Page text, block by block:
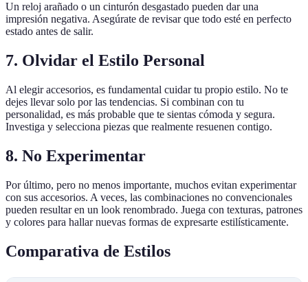
Un reloj arañado o un cinturón desgastado pueden dar una
impresión negativa. Asegúrate de revisar que todo esté en perfecto
estado antes de salir.
7. Olvidar el Estilo Personal
Al elegir accesorios, es fundamental cuidar tu propio estilo. No te
dejes llevar solo por las tendencias. Si combinan con tu
personalidad, es más probable que te sientas cómoda y segura.
Investiga y selecciona piezas que realmente resuenen contigo.
8. No Experimentar
Por último, pero no menos importante, muchos evitan experimentar
con sus accesorios. A veces, las combinaciones no convencionales
pueden resultar en un look renombrado. Juega con texturas, patrones
y colores para hallar nuevas formas de expresarte estilísticamente.
Comparativa de Estilos